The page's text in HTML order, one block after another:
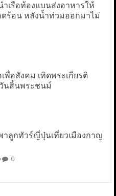
เรือท้องแบนส่งอาหารให้
ดร้อน หลังน้ำท่วมออกมาไม่
พื่อสังคม เทิดพระเกียรติ
วันสิ้นพระชนม์
ลูกทัวร์ญี่ปุ่นเที่ยวเมืองกาญ
0